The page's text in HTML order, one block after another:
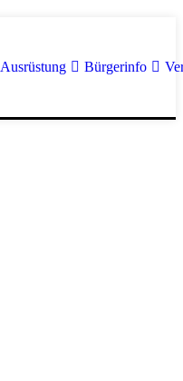
Ausrüstung Bürgerinfo